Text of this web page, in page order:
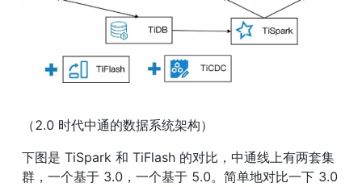
（2.0 时代中通的数据系统架构）
下图是 TiSpark 和 TiFlash 的对比，中通线上有两套集
群，一个基于 3.0，一个基于 5.0。简单地对比一下 3.0